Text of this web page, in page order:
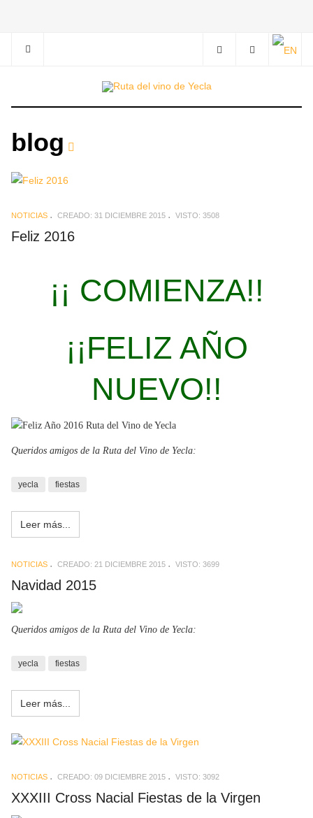
blog
NOTICIAS CREADO: 31 DICIEMBRE 2015 VISTO: 3508
Feliz 2016
¡¡ COMIENZA!!
¡¡FELIZ AÑO
NUEVO!!
Queridos amigos de la Ruta del Vino de Yecla:
yecla fiestas
Leer más...
NOTICIAS CREADO: 21 DICIEMBRE 2015 VISTO: 3699
Navidad 2015
Queridos amigos de la Ruta del Vino de Yecla:
yecla fiestas
Leer más...
NOTICIAS CREADO: 09 DICIEMBRE 2015 VISTO: 3092
XXXIII Cross Nacial Fiestas de la Virgen